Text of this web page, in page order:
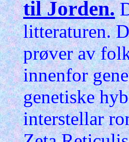
til Jorden.
litteraturen.
prøver av
innenfor
genetiske
interstellar